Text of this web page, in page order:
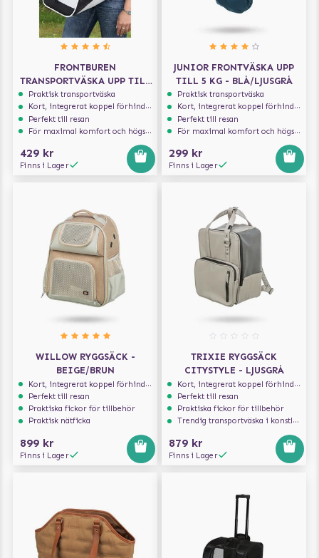
FRONTBUREN
TRANSPORTVÄSKA UPP TILL
10 KG
Praktisk transportväska
Kort, integrerat koppel förhindrar att hunden hoppar ur
Perfekt till resan
För maximal komfort och högsta säkerhet
429 kr
Finns i Lager
JUNIOR FRONTVÄSKA UPP
TILL 5 KG - BLÅ/LJUSGRÅ
Praktisk transportväska
Kort, integrerat koppel förhindrar att hunden hoppar ur
Perfekt till resan
För maximal komfort och högsta säkerhet
299 kr
Finns i Lager
WILLOW RYGGSÄCK -
BEIGE/BRUN
Kort, integrerat koppel förhindrar att hunden hoppar ur
Perfekt till resan
Praktiska fickor för tillbehör
Praktisk nätficka
899 kr
Finns i Lager
TRIXIE RYGGSÄCK
CITYSTYLE - LJUSGRÅ
Kort, integrerat koppel förhindrar att hunden hoppar ur
Perfekt till resan
Praktiska fickor för tillbehör
Trendig transportväska i konstläder
879 kr
Finns i Lager